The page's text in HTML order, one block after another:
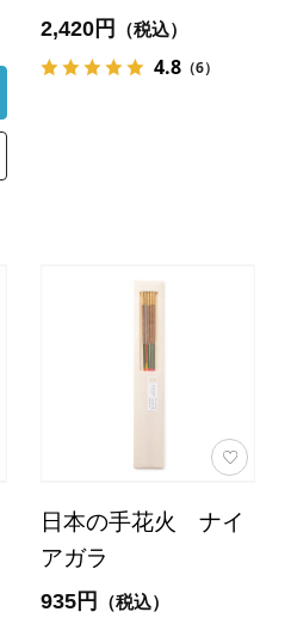
2,420円 （税込）
4.8（6）
日本の手花火 ナイ
アガラ
935円 （税込）